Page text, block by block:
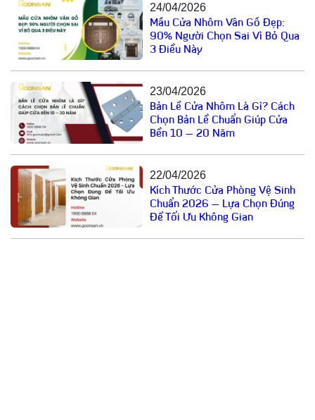
24/04/2026
Mẫu Cửa Nhôm Vân Gỗ Đẹp:
90% Người Chọn Sai Vì Bỏ Qua
3 Điều Này
23/04/2026
Bản Lề Cửa Nhôm Là Gì? Cách
Chọn Bản Lề Chuẩn Giúp Cửa
Bền 10 – 20 Năm
22/04/2026
Kích Thước Cửa Phòng Vệ Sinh
Chuẩn 2026 – Lựa Chọn Đúng
Để Tối Ưu Không Gian